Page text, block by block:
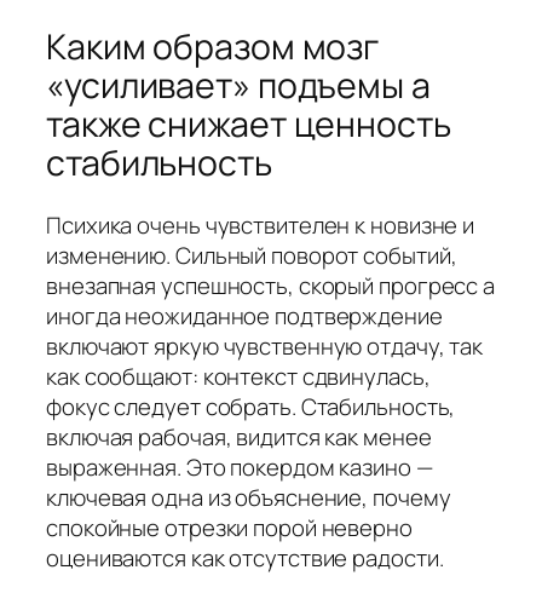
Каким образом мозг
«усиливает» подъемы а
также снижает ценность
стабильность
Психика очень чувствителен к новизне и
изменению. Сильный поворот событий,
внезапная успешность, скорый прогресс а
иногда неожиданное подтверждение
включают яркую чувственную отдачу, так
как сообщают: контекст сдвинулась,
фокус следует собрать. Стабильность,
включая рабочая, видится как менее
выраженная. Это покердом казино —
ключевая одна из объяснение, почему
спокойные отрезки порой неверно
оцениваются как отсутствие радости.